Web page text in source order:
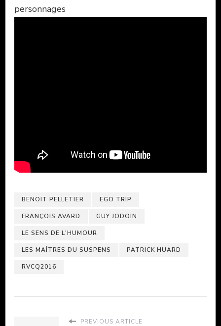
personnages
BENOIT PELLETIER EGO TRIP
FRANÇOIS AVARD GUY JODOIN
LE SENS DE L'HUMOUR
LES MAÎTRES DU SUSPENS PATRICK HUARD
RVCQ2016
PREVIOUS ARTICLE